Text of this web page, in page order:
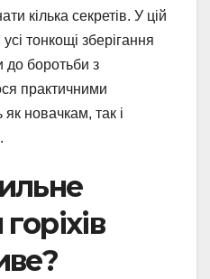
кілька секретів. У цій
тонкощі зберігання
до боротьби з
практичними
як новачкам, так і